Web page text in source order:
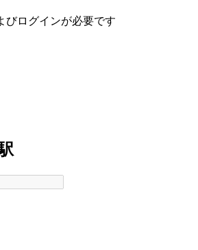
びログインが必要です